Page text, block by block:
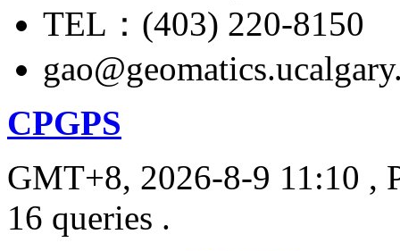
TEL：(403) 220-8150
CPGPS
GMT+8, 2026-8-9 11:10 ,
16 queries .